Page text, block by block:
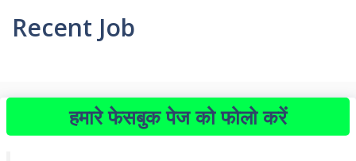
Recent Job
हमारे फेसबुक पेज को फोलो करें